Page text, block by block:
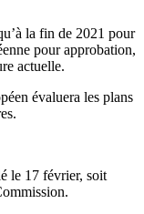
la fin de 2021 pour
pour approbation,
actuelle.
évaluera les plans
le 17 février, soit